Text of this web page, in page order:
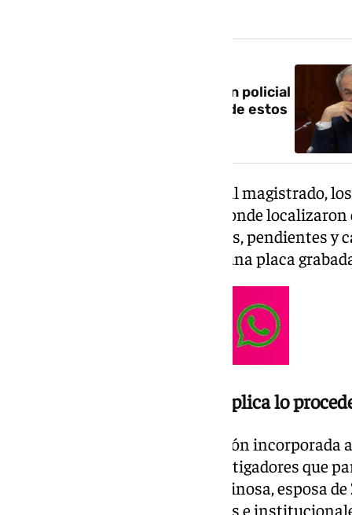
Zapatero, sobre la investigación policial
de la UDEF: «Ya jamás me fiaré de estos
Según el acta policial remitida al magistrado,
fuerte situada en el despacho donde
ellos relojes, pulseras, brazaletes, pendientes y
encontró un collar dorado con una placa
La secretaria de Zapatero explica lo
De acuerdo con la documentación incorporada
expresidente explicó a los investigadores que
a una herencia de Sonsoles Espinosa, esposa
recibidos durante viajes oficiales e